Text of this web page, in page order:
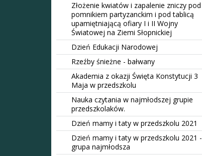
Złożenie kwiatów i zapalenie zniczy pod
pomnikiem partyzanckim i pod tablicą
upamiętniającą ofiary I i II Wojny
Światowej na Ziemi Słopnickiej
Dzień Edukacji Narodowej
Rzeźby śnieżne - bałwany
Akademia z okazji Święta Konstytucji 3
Maja w przedszkolu
Nauka czytania w najmłodszej grupie
przedszkolaków.
Dzień mamy i taty w przedszkolu 2021
Dzień mamy i taty w przedszkolu 2021 -
grupa najmłodsza